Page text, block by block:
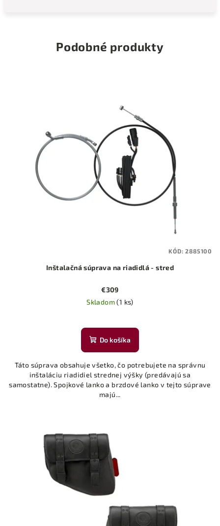
Podobné produkty
Inštalačná súprava na riadidlá - stred
€309
Skladom(1 ks)
Do košíka
Táto súprava obsahuje všetko, čo potrebujete na správnu
inštaláciu riadidiel strednej výšky (predávajú sa
samostatne). Spojkové lanko a brzdové lanko v tejto súprave
majú...
KÓD:2885100